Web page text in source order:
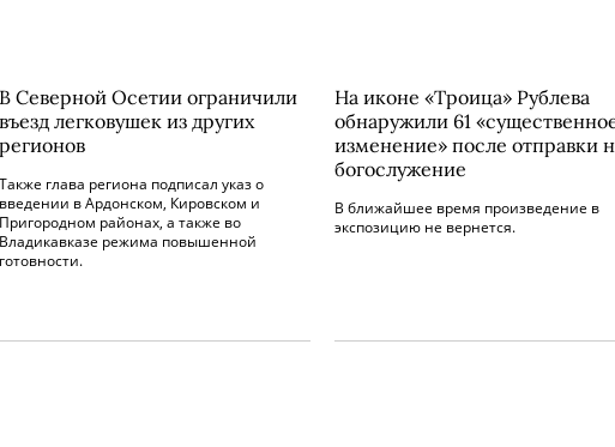
В Северной Осетии ограничили
въезд легковушек из других
регионов
Также глава региона подписал указ о
введении в Ардонском, Кировском и
Пригородном районах, а также во
Владикавказе режима повышенной
готовности.
На иконе «Троица» Рублева
обнаружили 61
изменение» после отправки
богослужение
В ближайшее время произведение в
экспозицию не вернется.